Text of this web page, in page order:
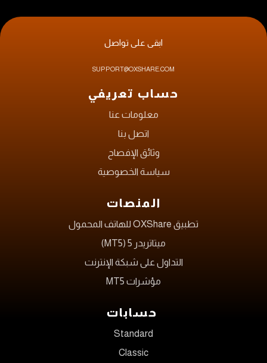
ابقى على تواصل
SUPPORT@OXSHARE.COM
حساب تعريفي
معلومات عنا
اتصل بنا
وثائق الإفصاح
سياسة الخصوصية
المنصات
تطبيق OXShare للهاتف المحمول
ميتاتريدر 5 (MT5)
التداول على شبكة الإنترنت
مؤشرات MT5
حسابات
Standard
Classic